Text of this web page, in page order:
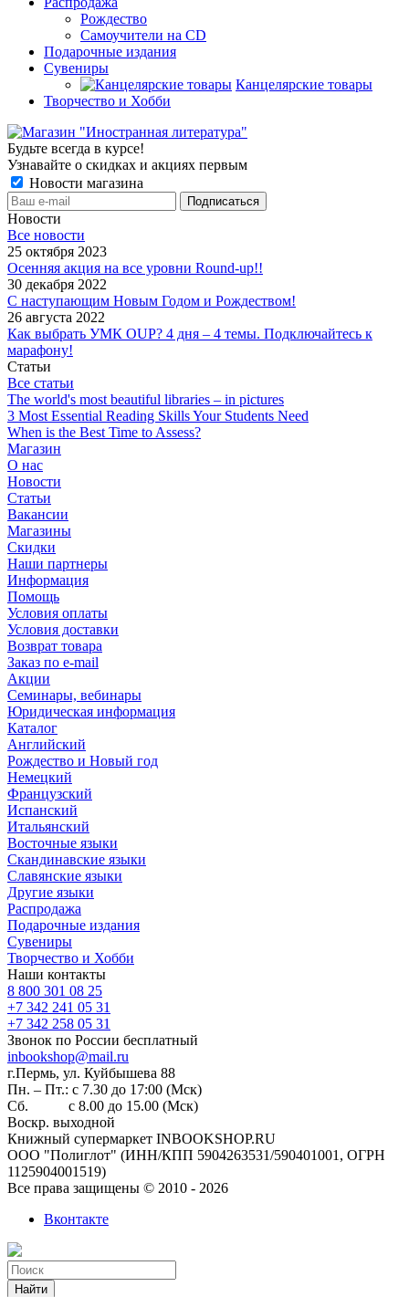
Рождество
Самоучители на CD
Подарочные издания
Сувениры
Канцелярские товары
Творчество и Хобби
Будьте всегда в курсе!
Узнавайте о скидках и акциях первым
Новости магазина
Новости
Все новости
25 октября 2023
Осенняя акция на все уровни Round-up!!
30 декабря 2022
С наступающим Новым Годом и Рождеством!
26 августа 2022
Как выбрать УМК OUP? 4 дня – 4 темы. Подключайтесь к
марафону!
Статьи
Все статьи
The world's most beautiful libraries – in pictures
3 Most Essential Reading Skills Your Students Need
When is the Best Time to Assess?
Магазин
О нас
Новости
Статьи
Вакансии
Магазины
Скидки
Наши партнеры
Информация
Помощь
Условия оплаты
Условия доставки
Возврат товара
Заказ по e-mail
Акции
Семинары, вебинары
Юридическая информация
Каталог
Английский
Рождество и Новый год
Немецкий
Французский
Испанский
Итальянский
Восточные языки
Скандинавские языки
Славянские языки
Другие языки
Распродажа
Подарочные издания
Сувениры
Творчество и Хобби
Наши контакты
8 800 301 08 25
+7 342 241 05 31
+7 342 258 05 31
Звонок по России бесплатный
inbookshop@mail.ru
г.Пермь, ул. Куйбышева 88
Пн. – Пт.: с 7.30 до 17:00 (Мск)
Сб. с 8.00 до 15.00 (Мск)
Воскр. выходной
Книжный супермаркет INBOOKSHOP.RU
ООО "Полиглот" (ИНН/КПП 5904263531/590401001, ОГРН
1125904001519)
Все права защищены © 2010 - 2026
Вконтакте
Найти